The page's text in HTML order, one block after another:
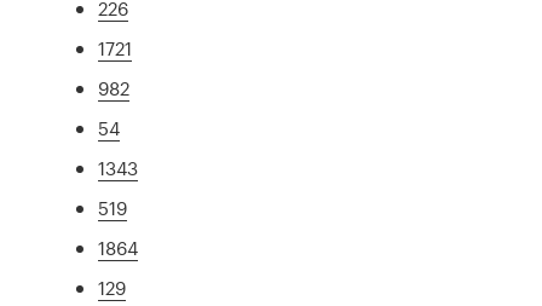
226
1721
982
54
1343
519
1864
129